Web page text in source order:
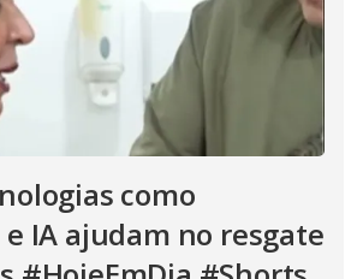
como
IA ajudam no resgate